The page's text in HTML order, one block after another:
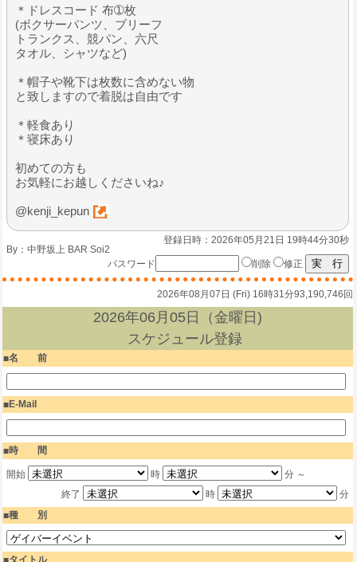
＊ドレスコード 布➀枚
(ボクサーパンツ、ブリーフ
トランクス、競パン、六尺
タオル、シャツなど)
＊帽子や靴下は枚数に含めない物
と致しますので着脱は自由です
＊軽食あり
＊寝床あり
初めての方も
お気軽にお越しくださいね♪
@kenji_kepun
登録日時：2026年05月21日 19時44分30秒
By： 中野坂上 BAR Soi2
パスワード
削除 修正
2026年08月07日 (Fri) 16時31分93,190,746回
2026年06月05日（金曜日)
スケジュール登録
名 前
E-Mail
時 間
開始 時
分 ～
終了
時
分
種 別